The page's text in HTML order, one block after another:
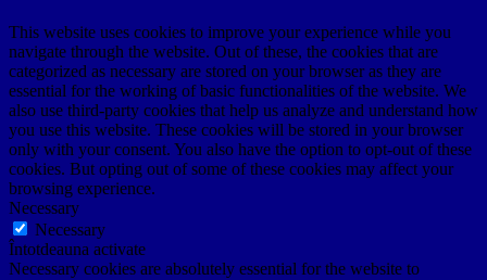
This website uses cookies to improve your experience while you
navigate through the website. Out of these, the cookies that are
categorized as necessary are stored on your browser as they are
essential for the working of basic functionalities of the website. We
also use third-party cookies that help us analyze and understand how
you use this website. These cookies will be stored in your browser
only with your consent. You also have the option to opt-out of these
cookies. But opting out of some of these cookies may affect your
browsing experience.
Necessary
Necessary
Întotdeauna activate
Necessary cookies are absolutely essential for the website to